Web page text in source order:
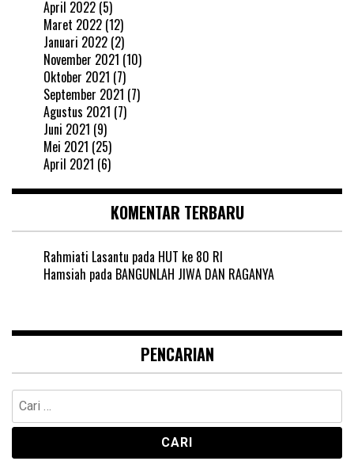
April 2022 (5)
Maret 2022 (12)
Januari 2022 (2)
November 2021 (10)
Oktober 2021 (7)
September 2021 (7)
Agustus 2021 (7)
Juni 2021 (9)
Mei 2021 (25)
April 2021 (6)
KOMENTAR TERBARU
Rahmiati Lasantu pada HUT ke 80 RI
Hamsiah pada BANGUNLAH JIWA DAN RAGANYA
PENCARIAN
Cari
untuk: